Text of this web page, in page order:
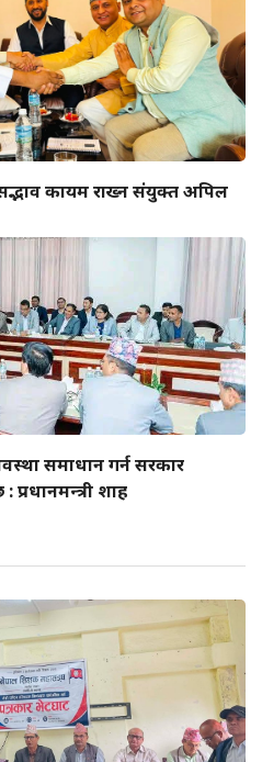
सद्भाव कायम राख्न संयुक्त अपिल
समाधान गर्न सरकार
शाह